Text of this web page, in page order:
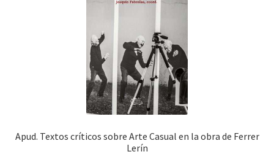
Apud. Textos críticos sobre Arte Casual en la obra de Ferrer
Lerín